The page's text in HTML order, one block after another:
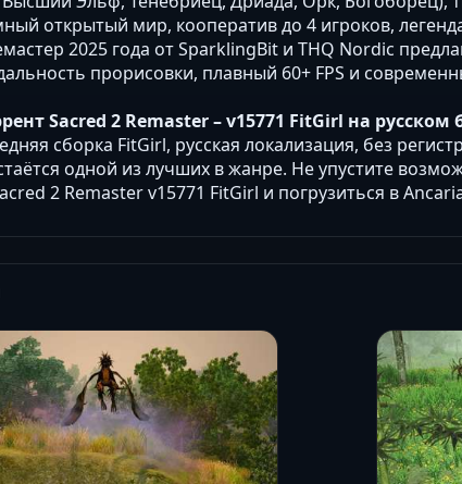
открытый мир, кооператив до 4 игроков,
2025 года от SparklingBit и THQ Nordic
прорисовки, плавный 60+ FPS и
Sacred 2 Remaster – v15771 FitGirl на русском
сборка FitGirl, русская локализация, без
одной из лучших в жанре. Не упустите
2 Remaster v15771 FitGirl и погрузиться в